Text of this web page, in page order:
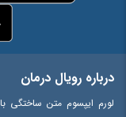
درباره رویال درمان
لورم ایپسوم متن ساختگی